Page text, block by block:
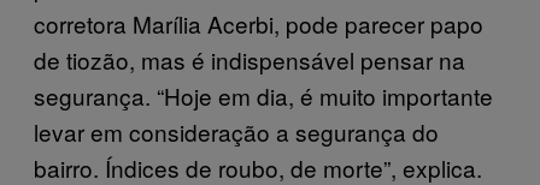
corretora Marília Acerbi, pode parecer papo
de tiozão, mas é indispensável pensar na
segurança. “Hoje em dia, é muito importante
levar em consideração a segurança do
bairro. Índices de roubo, de morte”, explica.